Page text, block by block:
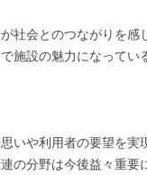
社会とのつながりを
施設の魅力になってい
いや利用者の要望を
の分野は今後益々重